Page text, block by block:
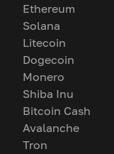
Ethereum
Solana
Litecoin
Dogecoin
Monero
Shiba Inu
Bitcoin Cash
Avalanche
Tron